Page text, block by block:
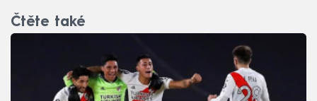
Čtěte také